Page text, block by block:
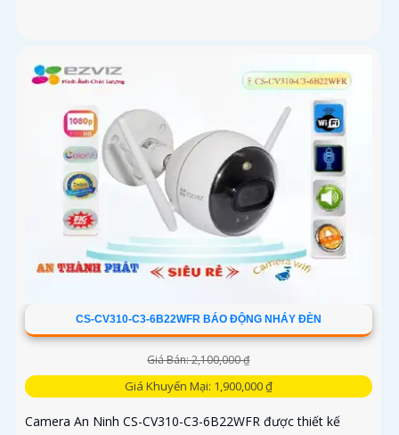
CS-CV310-C3-6B22WFR BÁO ĐỘNG NHÁY ĐÈN
Giá Bán: 2,100,000 ₫
Giá Khuyến Mại: 1,900,000 ₫
Camera An Ninh CS-CV310-C3-6B22WFR được thiết kế